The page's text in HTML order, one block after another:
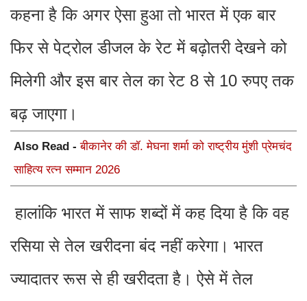
कहना है कि अगर ऐसा हुआ तो भारत में एक बार
फिर से पेट्रोल डीजल के रेट में बढ़ोतरी देखने को
मिलेगी और इस बार तेल का रेट 8 से 10 रुपए तक
बढ़ जाएगा।
Also Read -बीकानेर की डॉ. मेघना शर्मा को राष्ट्रीय मुंशी प्रेमचंद
साहित्य रत्न सम्मान 2026
हालांकि भारत में साफ शब्दों में कह दिया है कि वह
रसिया से तेल खरीदना बंद नहीं करेगा। भारत
ज्यादातर रूस से ही खरीदता है। ऐसे में तेल